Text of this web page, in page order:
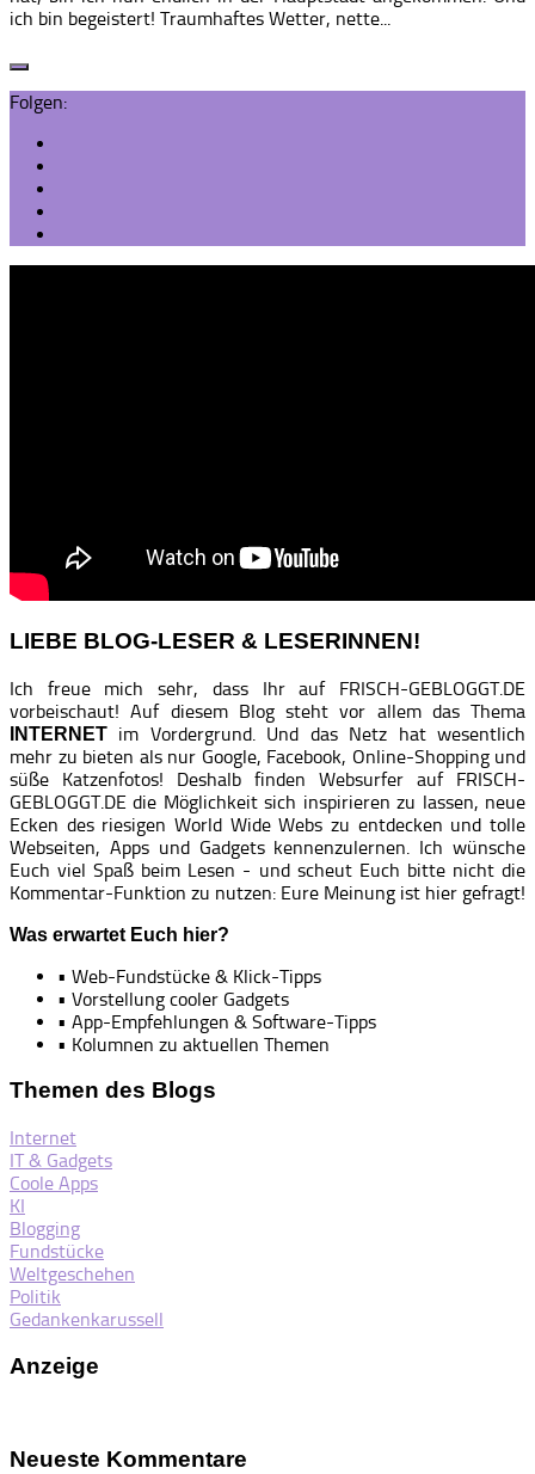
ich bin begeistert! Traumhaftes Wetter, nette...
Folgen:
LIEBE BLOG-LESER & LESERINNEN!
Ich freue mich sehr, dass Ihr auf FRISCH-GEBLOGGT.DE
vorbeischaut! Auf diesem Blog steht vor allem das Thema
INTERNET im Vordergrund. Und das Netz hat wesentlich
mehr zu bieten als nur Google, Facebook, Online-Shopping und
süße Katzenfotos! Deshalb finden Websurfer auf FRISCH-
GEBLOGGT.DE die Möglichkeit sich inspirieren zu lassen, neue
Ecken des riesigen World Wide Webs zu entdecken und tolle
Webseiten, Apps und Gadgets kennenzulernen. Ich wünsche
Euch viel Spaß beim Lesen - und scheut Euch bitte nicht die
Kommentar-Funktion zu nutzen: Eure Meinung ist hier gefragt!
Was erwartet Euch hier?
• Web-Fundstücke & Klick-Tipps
• Vorstellung cooler Gadgets
• App-Empfehlungen & Software-Tipps
• Kolumnen zu aktuellen Themen
Themen des Blogs
Internet
IT & Gadgets
Coole Apps
KI
Blogging
Fundstücke
Weltgeschehen
Politik
Gedankenkarussell
Anzeige
Neueste Kommentare